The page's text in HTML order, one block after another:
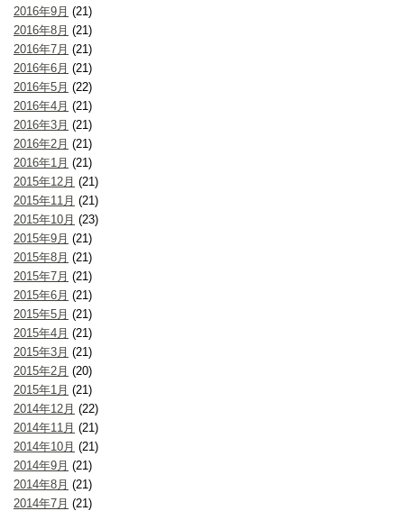
2016年9月 (21)
2016年8月 (21)
2016年7月 (21)
2016年6月 (21)
2016年5月 (22)
2016年4月 (21)
2016年3月 (21)
2016年2月 (21)
2016年1月 (21)
2015年12月 (21)
2015年11月 (21)
2015年10月 (23)
2015年9月 (21)
2015年8月 (21)
2015年7月 (21)
2015年6月 (21)
2015年5月 (21)
2015年4月 (21)
2015年3月 (21)
2015年2月 (20)
2015年1月 (21)
2014年12月 (22)
2014年11月 (21)
2014年10月 (21)
2014年9月 (21)
2014年8月 (21)
2014年7月 (21)